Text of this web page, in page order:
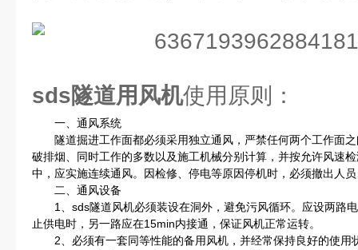
sds隧道用风机使用原则：
一、通风系统
隧道掘进工作面都必须采用独立通风，严禁任何两个工作面之
破排烟、同时工作的多数以及施工机械分别计算，并按允许风速
中，应实施连续通风。因检修、停电等原因停机时，必须撤出人
二、通风设备
1、sds隧道风机必须装设在洞外，避免污风循环。应设两路
止供电时，另一路应在15min内接通，保证风机正常运转。
2、必须有一套同等性能的备用风机，并经常保持良好的使用